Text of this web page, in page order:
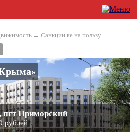
→ Санкции не на пользу
пгт Приморский
рублей